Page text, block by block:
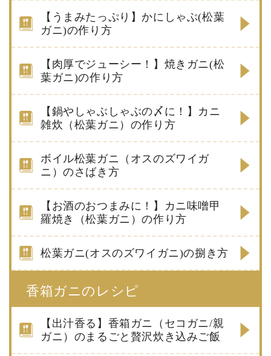
【うまみたっぷり】かにしゃぶ(松葉
ガニ)の作り方
【肉厚でジューシー！】焼きガニ(松
葉ガニ)の作り方
【鍋やしゃぶしゃぶの〆に！】カニ
雑炊（松葉ガニ）の作り方
ボイル松葉ガニ（オスのズワイガ
ニ）のさばき方
【お酒のおつまみに！】カニ味噌甲
羅焼き（松葉ガニ）の作り方
松葉ガニ(オスのズワイガニ)の捌き方
香箱ガニのレシピ
【出汁香る】香箱ガニ（セコガニ/親
ガニ）のまるごと贅沢炊き込みご飯